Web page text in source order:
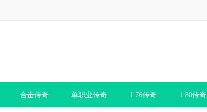
合击传奇 单职业传奇 1.76传奇 1.80传奇